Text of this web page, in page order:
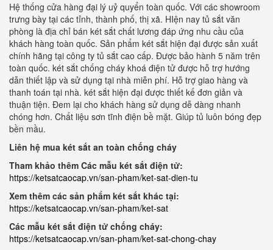
Hệ thống cửa hàng đại lý uỷ quyển toàn quốc. Với các showroom
trưng bày tại các tỉnh, thành phố, thị xã. HIện nay tủ sắt văn
phòng là địa chỉ bán két sắt chất lương đáp ứng nhu cầu của
khách hàng toàn quốc. Sản phẩm két sắt hiện đại được sản xuất
chính hãng tại công ty tủ sắt cao cấp. Được bảo hành 5 năm trên
toàn quốc. két sắt chống cháy khoá điện tử được hỗ trợ hướng
dẫn thiết lập và sử dụng tại nhà miễn phí. Hỗ trợ giao hàng và
thanh toán tại nhà. két sắt hiện đại được thiết kế đơn giản và
thuận tiện. Đem lại cho khách hàng sử dụng dễ dàng nhanh
chóng hơn. Chất liệu sơn tĩnh điện bề mặt. Giúp tủ luôn bóng đẹp
bền mầu.
Liên hệ mua két sắt an toàn chống cháy
Tham khảo thêm Các mẫu két sắt điện tử:
https://ketsatcaocap.vn/san-pham/ket-sat-dien-tu
Xem thêm các sản phẩm két sắt khác tại:
https://ketsatcaocap.vn/san-pham/ket-sat
Các mẫu két sắt điện tử chống cháy:
https://ketsatcaocap.vn/san-pham/ket-sat-chong-chay